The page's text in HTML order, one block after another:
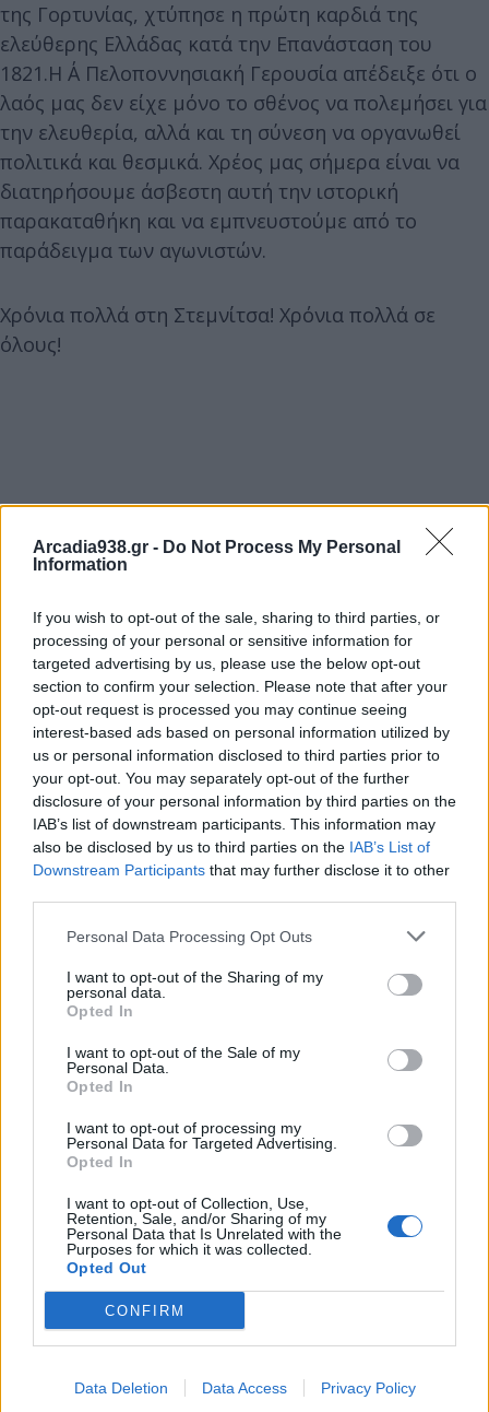
Arcadia938.gr - Do Not Process My Personal
Information
If you wish to opt-out of the sale, sharing to third parties, or
processing of your personal or sensitive information for
targeted advertising by us, please use the below opt-out
section to confirm your selection. Please note that after your
opt-out request is processed you may continue seeing
interest-based ads based on personal information utilized by
us or personal information disclosed to third parties prior to
your opt-out. You may separately opt-out of the further
disclosure of your personal information by third parties on the
IAB’s list of downstream participants. This information may
also be disclosed by us to third parties on the IAB’s List of
Downstream Participants that may further disclose it to other
Personal Data Processing Opt Outs
I want to opt-out of the Sharing of my
personal data.
Opted In
I want to opt-out of the Sale of my
Personal Data.
Opted In
I want to opt-out of processing my
Personal Data for Targeted Advertising.
Opted In
I want to opt-out of Collection, Use,
Retention, Sale, and/or Sharing of my
Personal Data that Is Unrelated with the
Purposes for which it was collected.
Opted Out
CONFIRM
Data Deletion Data Access Privacy Policy
της Γορτυνίας, χτύπησε η πρώτη καρδιά της
ελεύθερης Ελλάδας κατά την Επανάσταση του
1821.Η Α΄ Πελοποννησιακή Γερουσία απέδειξε ότι ο
λαός μας δεν είχε μόνο το σθένος να πολεμήσει για
την ελευθερία, αλλά και τη σύνεση να οργανωθεί
πολιτικά και θεσμικά. Χρέος μας σήμερα είναι να
διατηρήσουμε άσβεστη αυτή την ιστορική
παρακαταθήκη και να εμπνευστούμε από το
παράδειγμα των αγωνιστών.
Χρόνια πολλά στη Στεμνίτσα! Χρόνια πολλά σε
όλους!
Διάβασε σχετικά
Τα συγχαρητήρια του Κώστα Βλάση στον νέο
γραμματέα της Ν.Δ.
Δημοτικό Σχολείο Άστρους και το Ειδικό
Νηπιαγωγείο Λεωνιδίου"
Με λαμπρότητα και τιμές εορτάστηκε στην
ιστορική Στεμνίτσα η 205η επέτειος της Α΄
Πελοποννησιακής Γερουσίας